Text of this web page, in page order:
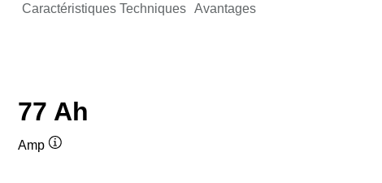
Caractéristiques Techniques Avantages
77 Ah
Amp